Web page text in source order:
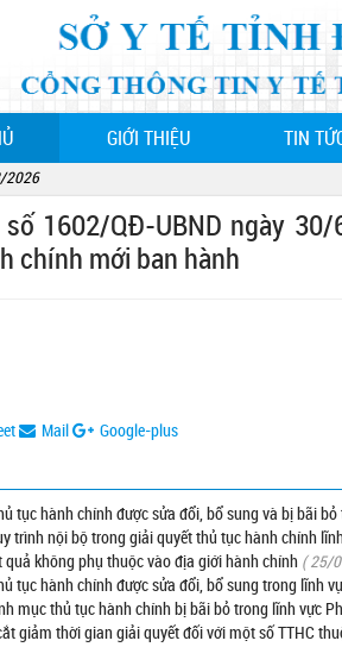
(CURRENT) GIỚI THIỆU TIN
2026
1602/QĐ-UBND ngày
chính mới ban hành
Mail Google-plus
tục hành chính được sửa đổi, bổ sung và bị bãi
trình nội bộ trong giải quyết thủ tục hành chính
quả không phụ thuộc vào địa giới hành chính ( 25/
tục hành chính được sửa đổi, bổ sung trong lĩnh
mục thủ tục hành chính bị bãi bỏ trong lĩnh vực
giảm thời gian giải quyết đối với một số TTHC